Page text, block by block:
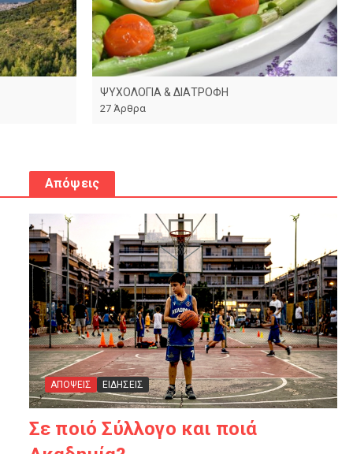
ΨΥΧΟΛΟΓΙΑ & ΔΙΑΤΡΟΦΗ
27 Άρθρα
Απόψεις
ΑΠΟΨΕΙΣ ΕΙΔΗΣΕΙΣ
Σε ποιό Σύλλογο και ποιά